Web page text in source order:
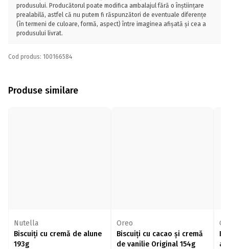
produsului. Producătorul poate modifica ambalajul fără o înștiințare
prealabilă, astfel că nu putem fi răspunzători de eventuale diferențe
(în termeni de culoare, formă, aspect) între imaginea afișată și cea a
produsului livrat.
Cod produs: 100166584
Produse similare
Nutella
Biscuiți cu cremă de alune
193g
Oreo
Biscuiți cu cacao și cremă
de vanilie Original 154g